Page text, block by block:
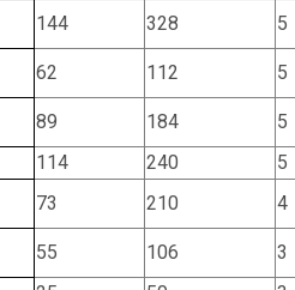
144 328
5
62 112
5
89 184
5
114 240
5
73 210
4
55 106
3